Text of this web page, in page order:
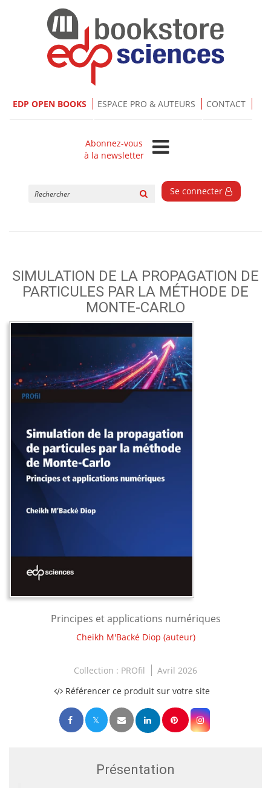
EDP OPEN BOOKS ESPACE PRO & AUTEURS CONTACT
Abonnez-vous
à la newsletter
Se connecter
SIMULATION DE LA PROPAGATION DE
PARTICULES PAR LA MÉTHODE DE
MONTE-CARLO
Principes et applications numériques
Cheikh M'Backé Diop (auteur)
Collection : PROfil
Avril 2026
Référencer ce produit sur votre site
Présentation